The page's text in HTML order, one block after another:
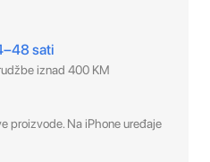
sati
iznad 400 KM
proizvode. Na iPhone uređaje